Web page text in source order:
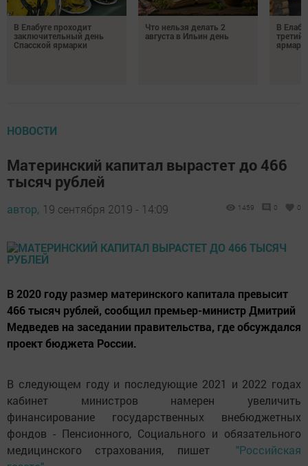
В Елабуге проходит
заключительный день
Спасской ярмарки
Что нельзя делать 2
августа в Ильин день
В
третий
НОВОСТИ
Материнский капитал вырастет до 466
тысяч рублей
автор, 19 сентября 2019 - 14:09 1459 0 0
В 2020 году размер материнского капитала превысит
466 тысяч рублей, сообщил премьер-министр Дмитрий
Медведев на заседании правительства, где обсуждался
проект бюджета России.
В следующем году и последующие 2021 и 2022 годах
кабинет министров намерен увеличить
финансирование государственных внебюджетных
фондов - Пенсионного, Социального и обязательного
медицинского страхования, пишет"Российская